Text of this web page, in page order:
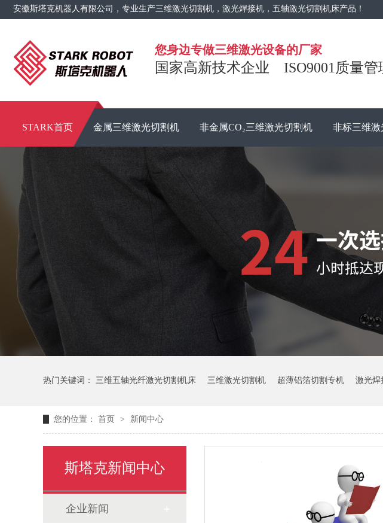
安徽斯塔克机器人有限公司，专业生产三维激光切割机，激光焊接机，五轴激光切割机床产品！
您身边专做三维激光设备的厂家
国家高新技术企业 ISO9001质量管
STARK首页 金属三维激光切割机 非金属CO₂三维激光切割机 非标三维激
热门关键词： 三维五轴光纤激光切割机床 三维激光切割机 超薄铝箔切割专机 激光焊
您的位置： 首页 > 新闻中心
斯塔克新闻中心
企业新闻